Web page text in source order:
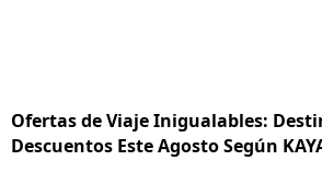
Ofertas de Viaje Inigualables:
Descuentos Este Agosto Según